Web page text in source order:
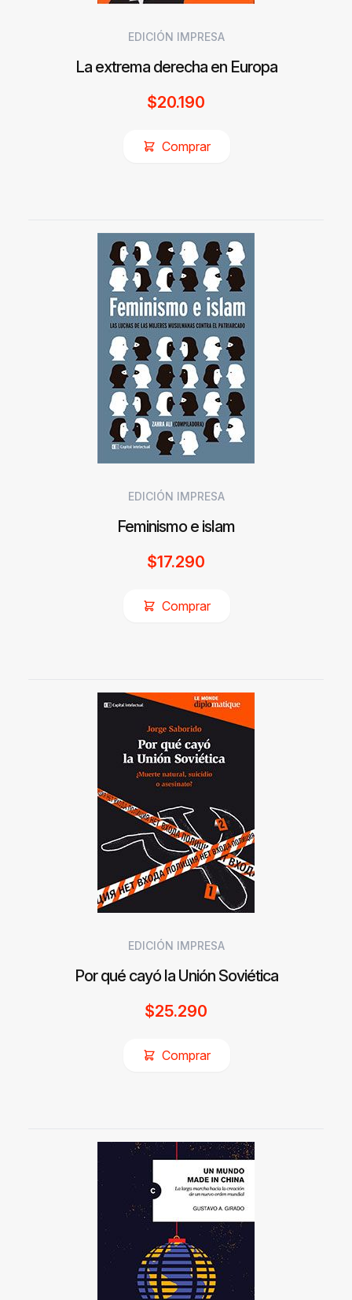
EDICIÓN IMPRESA
La extrema derecha en Europa
$20.190
Comprar
EDICIÓN IMPRESA
Feminismo e islam
$17.290
Comprar
EDICIÓN IMPRESA
Por qué cayó la Unión Soviética
$25.290
Comprar